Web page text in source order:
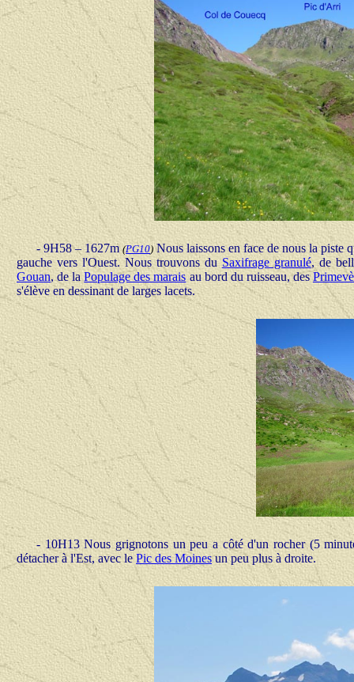
- 9H58 – 1627m(PG10) Nous laissons en face de nous la
gauche vers l'Ouest. Nous trouvons du Saxifrage granulé, de
Gouan, de laPopulage des marais au bord du ruisseau, des
s'élève en dessinant de larges lacets.
- 10H13 Nous grignotons un peu a côté d'un rocher (5
détacher à l'Est, avec le Pic des Moinesun peu plus à droite.